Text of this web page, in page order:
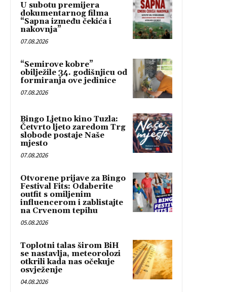
U subotu premijera
dokumentarnog filma
“Sapna između čekića i
nakovnja”
07.08.2026
“Semirove kobre”
obilježile 34. godišnjicu od
formiranja ove jedinice
07.08.2026
Bingo Ljetno kino Tuzla:
Četvrto ljeto zaredom Trg
slobode postaje Naše
mjesto
07.08.2026
Otvorene prijave za Bingo
Festival Fits: Odaberite
outfit s omiljenim
influencerom i zablistajte
na Crvenom tepihu
05.08.2026
Toplotni talas širom BiH
se nastavlja, meteorolozi
otkrili kada nas očekuje
osvježenje
04.08.2026